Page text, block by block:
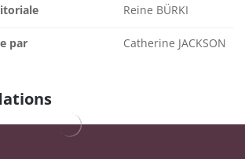
Reine BÜRKI
par Catherine JACKSON